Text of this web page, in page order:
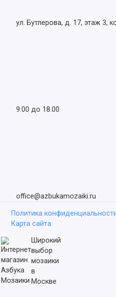
ул. Бутлерова, д. 17, этаж 3,
9.00 до 18.00
office@azbukamozaiki.ru
Политика
Карта сайта
Широкий
выбор
мозаики
в
Москве